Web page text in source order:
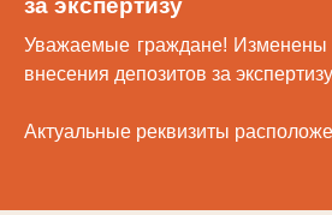
за экспертизу
Уважаемые граждане! Изменены
внесения депозитов за
Актуальные реквизиты